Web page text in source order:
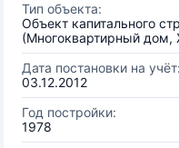
Тип объекта:
Объект капитального
(Многоквартирный
Дата постановки на учёт:
03.12.2012
Год постройки:
1978